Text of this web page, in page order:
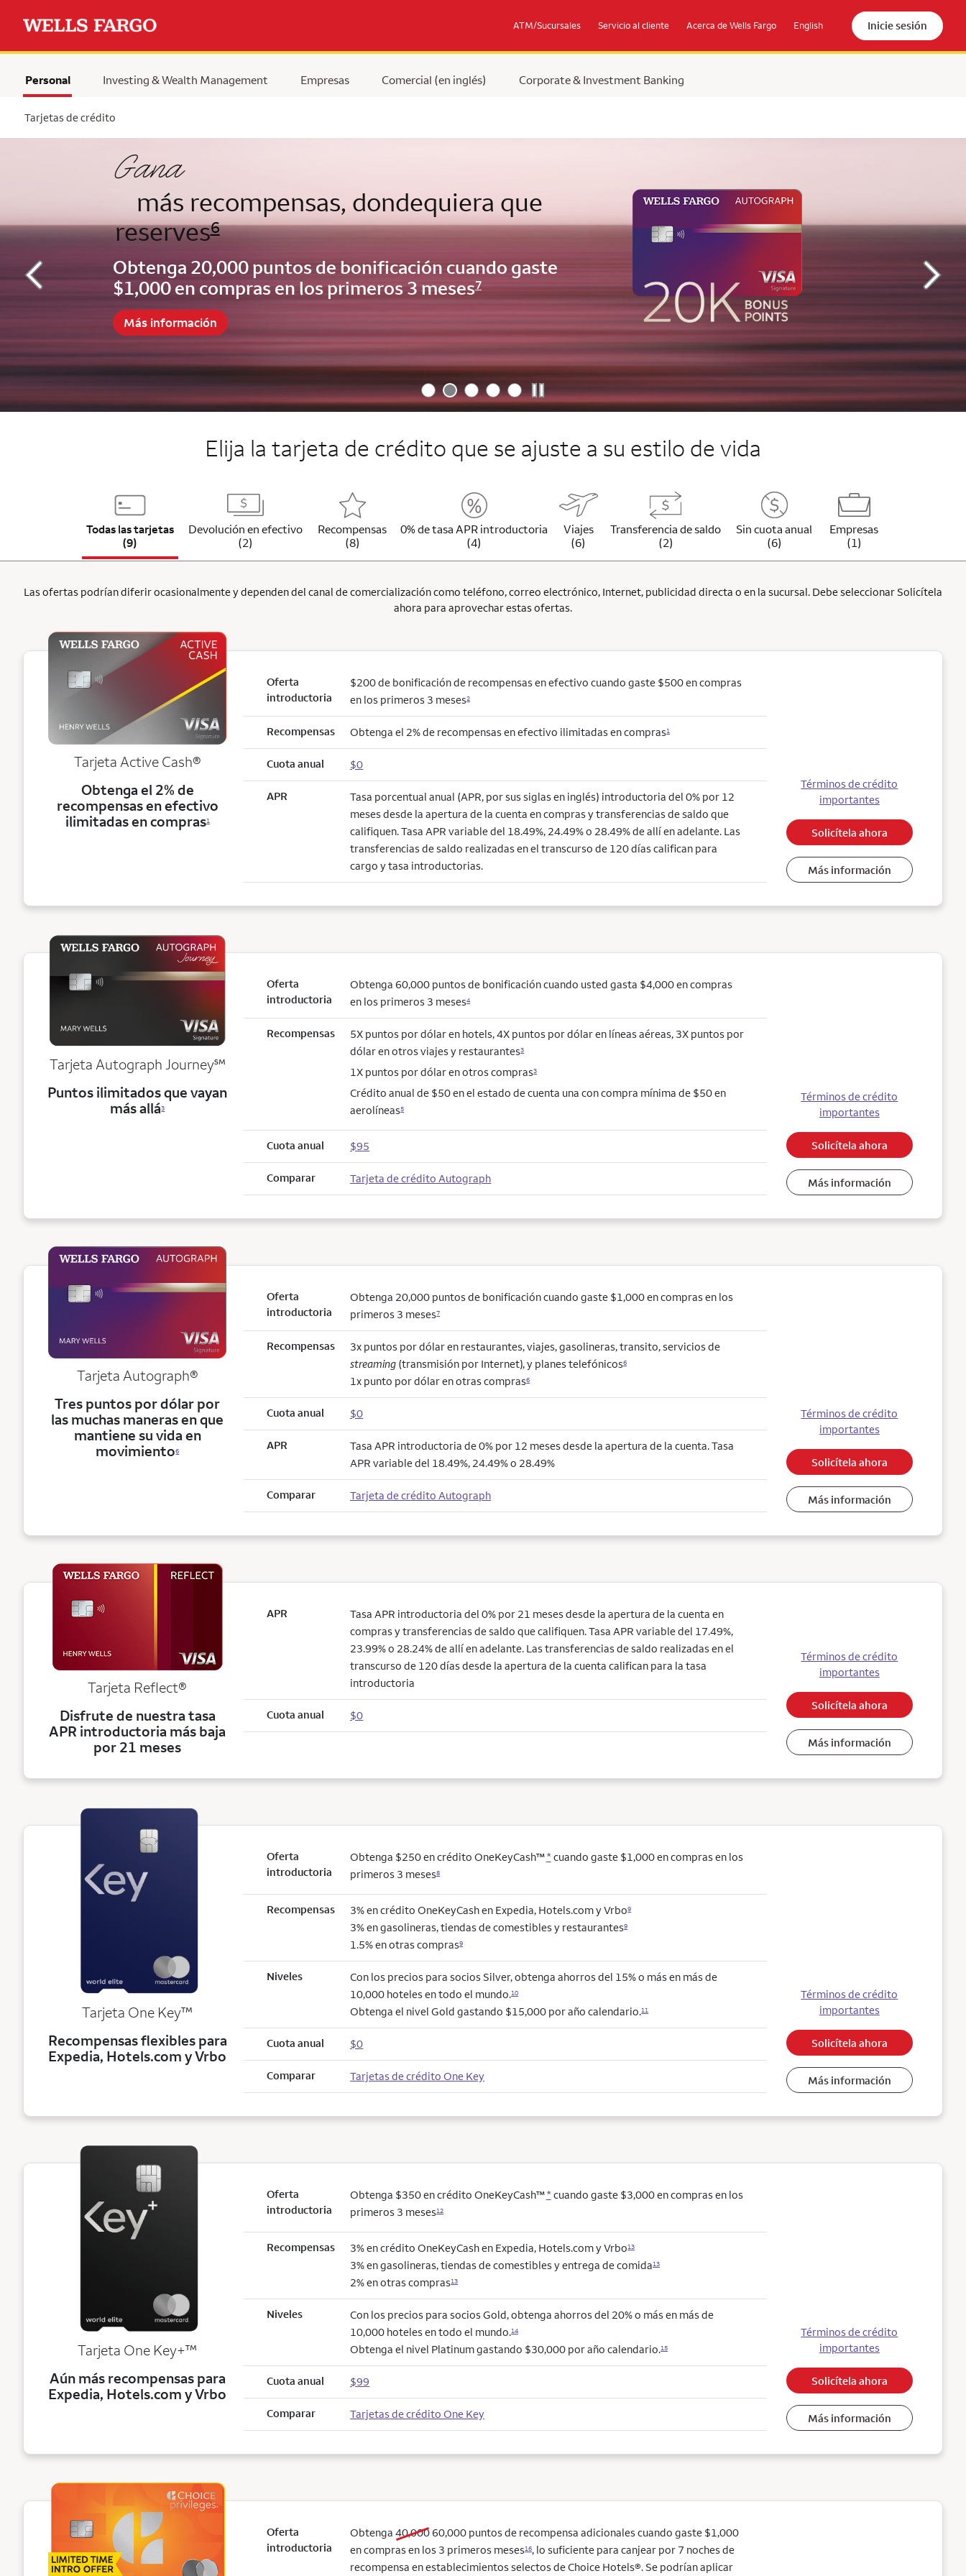
ATM/Sucursales Servicio al cliente Acerca de Wells Fargo English Inicie sesión
Personal Investing & Wealth Management Empresas Comercial (en inglés) Corporate & Investment Banking
Tarjetas de crédito
Gana
más recompensas, dondequiera que
reserves6
Obtenga 20,000 puntos de bonificación cuando gaste
$1,000 en compras en los primeros 3 meses7
Más información
Elija la tarjeta de crédito que se ajuste a su estilo de vida
Todas las tarjetas
(9)
Devolución en efectivo
(2)
Recompensas
(8)
0% de tasa APR introductoria
(4)
Viajes
(6)
Transferencia de saldo
(2)
Sin cuota anual
(6)
Empresas
(1)
Las ofertas podrían diferir ocasionalmente y dependen del canal de comercialización como teléfono, correo electrónico, Internet, publicidad directa o en la sucursal. Debe seleccionar Solicítela
ahora para aprovechar estas ofertas.
Tarjeta Active Cash®
Obtenga el 2% de
recompensas en efectivo
ilimitadas en compras1
Oferta
introductoria
$200 de bonificación de recompensas en efectivo cuando gaste $500 en compras
en los primeros 3 meses2
Recompensas Obtenga el 2% de recompensas en efectivo ilimitadas en compras1
Cuota anual $0
APR
Tasa porcentual anual (APR, por sus siglas en inglés) introductoria del 0% por 12
meses desde la apertura de la cuenta en compras y transferencias de saldo que
califiquen. Tasa APR variable del 18.49%, 24.49% o 28.49% de allí en adelante. Las
transferencias de saldo realizadas en el transcurso de 120 días califican para
cargo y tasa introductorias.
Términos de crédito
importantes
Solicítela ahora
Más información
Tarjeta Autograph Journeyservice mark
℠
Puntos ilimitados que vayan
más allá3
Oferta
introductoria
Obtenga 60,000 puntos de bonificación cuando usted gasta $4,000 en compras
en los primeros 3 meses4
Recompensas
5X puntos por dólar en hotels, 4X puntos por dólar en líneas aéreas, 3X puntos por
dólar en otros viajes y restaurantes3
1X puntos por dólar en otros compras3
Crédito anual de $50 en el estado de cuenta una con compra mínima de $50 en
aerolíneas5
Cuota anual $95
Comparar Tarjeta de crédito Autograph
Términos de crédito
importantes
Solicítela ahora
Más información
Tarjeta Autograph®
Tres puntos por dólar por
las muchas maneras en que
mantiene su vida en
movimiento6
Oferta
introductoria
Obtenga 20,000 puntos de bonificación cuando gaste $1,000 en compras en los
primeros 3 meses7
Recompensas
3x puntos por dólar en restaurantes, viajes, gasolineras, transito, servicios de
streaming (transmisión por Internet), y planes telefónicos6
1x punto por dólar en otras compras6
Cuota anual $0
APR
Tasa APR introductoria de 0% por 12 meses desde la apertura de la cuenta. Tasa
APR variable del 18.49%, 24.49% o 28.49%
Comparar Tarjeta de crédito Autograph
Términos de crédito
importantes
Solicítela ahora
Más información
Tarjeta Reflect®
Disfrute de nuestra tasa
APR introductoria más baja
por 21 meses
APR
Tasa APR introductoria del 0% por 21 meses desde la apertura de la cuenta en
compras y transferencias de saldo que califiquen. Tasa APR variable del 17.49%,
23.99% o 28.24% de allí en adelante. Las transferencias de saldo realizadas en el
transcurso de 120 días desde la apertura de la cuenta califican para la tasa
introductoria
Cuota anual $0
Términos de crédito
importantes
Solicítela ahora
Más información
Tarjeta One Keytrademark
™
Recompensas flexibles para
Expedia, Hotels.com y Vrbo
Oferta
introductoria
Obtenga $250 en crédito OneKeyCash™* cuando gaste $1,000 en compras en los
primeros 3 meses8
Recompensas 3% en crédito OneKeyCash en Expedia, Hotels.com y Vrbo9
3% en gasolineras, tiendas de comestibles y restaurantes9
1.5% en otras compras9
Niveles
Con los precios para socios Silver, obtenga ahorros del 15% o más en más de
10,000 hoteles en todo el mundo.10
Obtenga el nivel Gold gastando $15,000 por año calendario.11
Cuota anual $0
Comparar Tarjetas de crédito One Key
Términos de crédito
importantes
Solicítela ahora
Más información
Tarjeta One Key+trademark
™
Aún más recompensas para
Expedia, Hotels.com y Vrbo
Oferta
introductoria
Obtenga $350 en crédito OneKeyCash™* cuando gaste $3,000 en compras en los
primeros 3 meses12
Recompensas 3% en crédito OneKeyCash en Expedia, Hotels.com y Vrbo13
3% en gasolineras, tiendas de comestibles y entrega de comida13
2% en otras compras13
Niveles
Con los precios para socios Gold, obtenga ahorros del 20% o más en más de
10,000 hoteles en todo el mundo.14
Obtenga el nivel Platinum gastando $30,000 por año calendario.15
Cuota anual $99
Comparar Tarjetas de crédito One Key
Términos de crédito
importantes
Solicítela ahora
Más información
Oferta
introductoria
Obtenga40,000old bonus
60,000new bonus
puntos de recompensa adicionales cuando gaste $1,000
en compras en los 3 primeros meses16, lo suficiente para canjear por 7 noches de
recompensa en establecimientos selectos de Choice Hotels®. Se podrían aplicar